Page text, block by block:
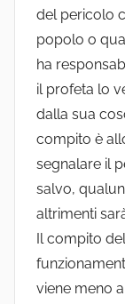
del pericolo
popolo o
ha
il profeta lo
dalla sua
compito è
segnalare il
salvo,
altrimenti
Il compito
viene meno